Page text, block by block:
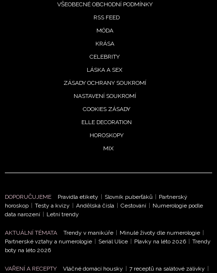
zpracováním údajů k tomuto účelu podle
soukromí BurdaMedia Extra s.r.o.
VŠEOBECNÉ OBCHODNÍ PODMÍNKY
RSS FEED
MÓDA
KRÁSA
CELEBRITY
LÁSKA A SEX
ZÁSADY OCHRANY SOUKROMÍ
NASTAVENÍ SOUKROMÍ
COOKIES ZÁSADY
ELLE DECORATION
HOROSKOPY
MIX
DOPORUČUJEME Pravidla etikety | Slovník puberťáků | Partnerský
horoskop | Testy a kvízy | Andělská čísla | Cestování | Numerologie podle
data narození | Letní trendy
AKTUÁLNÍ TÉMATA Trendy v manikúře | Minulé životy dle numerologie |
Partnerské vztahy a numerologie | Seriál Ulice | Plavky na léto 2026 | Trendy
boty na léto 2026
VAŘENÍ A RECEPTY Vláčné domácí housky | 7 receptů na salátové zálivky |